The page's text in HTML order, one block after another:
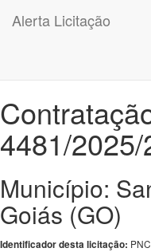
Alerta Licitação
4481/
Município:
Goiás (GO)
Identificador desta licitação: